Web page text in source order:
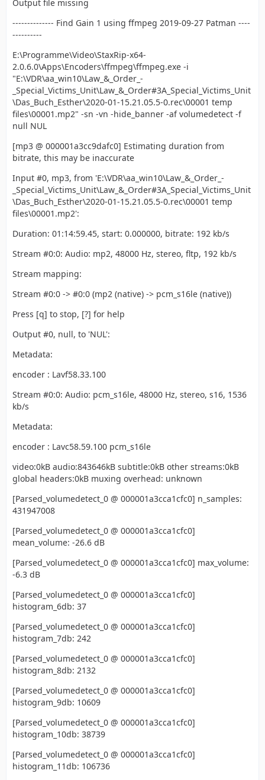
Output file missing
-------------- Find Gain 1 using ffmpeg 2019-09-27 Patman ----
----------
E:\Programme\Video\StaxRip-x64-
2.0.6.0\Apps\Encoders\ffmpeg\ffmpeg.exe -i
"E:\VDR\aa_win10\Law_&_Order_-
_Special_Victims_Unit\Law_&_Order#3A_Special_Victims_Unit
\Das_Buch_Esther\2020-01-15.21.05.5-0.rec\00001 temp
files\00001.mp2" -sn -vn -hide_banner -af volumedetect -f
null NUL
[mp3 @ 000001a3cc9dafc0] Estimating duration from
bitrate, this may be inaccurate
Input #0, mp3, from 'E:\VDR\aa_win10\Law_&_Order_-
_Special_Victims_Unit\Law_&_Order#3A_Special_Victims_Unit
\Das_Buch_Esther\2020-01-15.21.05.5-0.rec\00001 temp
files\00001.mp2':
Duration: 01:14:59.45, start: 0.000000, bitrate: 192 kb/s
Stream #0:0: Audio: mp2, 48000 Hz, stereo, fltp, 192 kb/s
Stream mapping:
Stream #0:0 -> #0:0 (mp2 (native) -> pcm_s16le (native))
Press [q] to stop, [?] for help
Output #0, null, to 'NUL':
Metadata:
encoder : Lavf58.33.100
Stream #0:0: Audio: pcm_s16le, 48000 Hz, stereo, s16, 1536
kb/s
Metadata:
encoder : Lavc58.59.100 pcm_s16le
video:0kB audio:843646kB subtitle:0kB other streams:0kB
global headers:0kB muxing overhead: unknown
[Parsed_volumedetect_0 @ 000001a3cca1cfc0] n_samples:
431947008
[Parsed_volumedetect_0 @ 000001a3cca1cfc0]
mean_volume: -26.6 dB
[Parsed_volumedetect_0 @ 000001a3cca1cfc0] max_volume:
-6.3 dB
[Parsed_volumedetect_0 @ 000001a3cca1cfc0]
histogram_6db: 37
[Parsed_volumedetect_0 @ 000001a3cca1cfc0]
histogram_7db: 242
[Parsed_volumedetect_0 @ 000001a3cca1cfc0]
histogram_8db: 2132
[Parsed_volumedetect_0 @ 000001a3cca1cfc0]
histogram_9db: 10609
[Parsed_volumedetect_0 @ 000001a3cca1cfc0]
histogram_10db: 38739
[Parsed_volumedetect_0 @ 000001a3cca1cfc0]
histogram_11db: 106736